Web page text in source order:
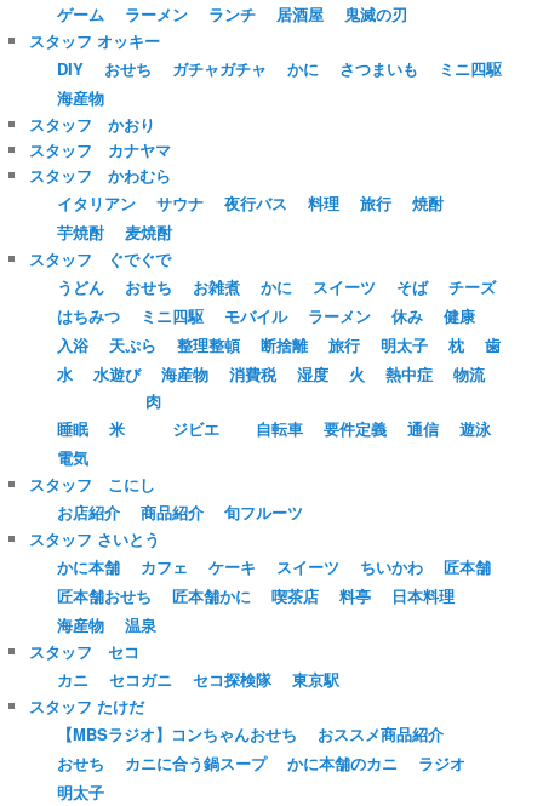
ゲーム
ラーメン ランチ 居酒屋
鬼滅の刃
スタッフ オッキー
DIY
おせち ガチャガチャ かに さつまいも
ミニ四駆
海産物
スタッフ かおり
スタッフ カナヤマ
スタッフ かわむら
イタリアン
サウナ 夜行バス 料理 旅行
焼酎
芋焼酎
麦焼酎
スタッフ ぐでぐで
うどん
おせち お雑煮 かに スイーツ そば
チーズ
はちみつ
ミニ四駆 モバイル ラーメン 休み
健康
入浴
天ぷら 整理整頓 断捨離 旅行 明太子 枕
歯
水
水遊び 海産物 消費税 湿度 火 熱中症 物流
睡眠 米
肉
ジビエ
自転車 要件定義 通信
遊泳
電気
スタッフ こにし
お店紹介
商品紹介
旬フルーツ
スタッフ さいとう
かに本舗
カフェ ケーキ スイーツ ちいかわ
匠本舗
匠本舗おせち
匠本舗かに 喫茶店 料亭
日本料理
海産物
温泉
スタッフ セコ
カニ
セコガニ セコ探検隊
東京駅
スタッフ たけだ
【MBSラジオ】コンちゃんおせち
おススメ商品紹介
おせち
カニに合う鍋スープ かに本舗のカニ
ラジオ
明太子